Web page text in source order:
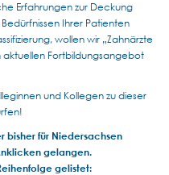
Erfahrungen zur Deckung
Ihrer Patienten
wollen wir „Zahnärzte
aktuellen Fortbildungsangebot
und Kollegen zu dieser
bisher für Niedersachsen
gelangen.
gelistet: